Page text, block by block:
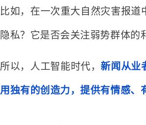
比如，在一次重大自然灾害报
隐私？它是否会关注弱势群体的
所以，人工智能时代，新闻从业
用独有的创造力，提供有情感